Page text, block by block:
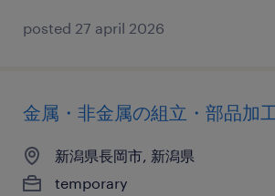
posted 27 april 2026
金属・非金属の組立・部品加
新潟県長岡市, 新潟県
temporary